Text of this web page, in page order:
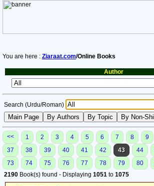
You are here : Ziaraat.com/Online Books
Author
Search (Urdu/Roman)
<< 1 2 3 4 5 6 7 8 9
37
38 39 40 41 42 43 44
73
74 75 76 77 78 79 80
2190 Book(s) found - Displaying 1051 to 1075